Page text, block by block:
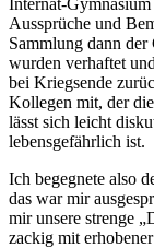
Internat-
Aussprüche und
Sammlung dann der
wurden verhaftet
bei Kriegsende
Kollegen mit, der
lässt sich leicht
lebensgefährlich ist.
Ich begegnete also
das war mir
mir unsere strenge
zackig mit